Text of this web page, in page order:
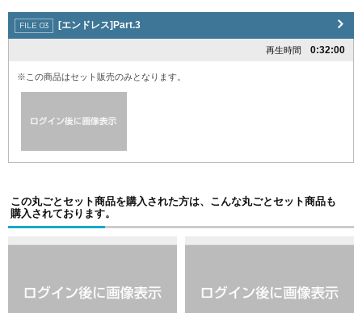
[エンドレス]Part.3
再生時間 0:32:00
※この商品はセット販売のみとなります。
この丸ごとセット商品を購入された方は、こんな丸ごとセット商品も
購入されております。